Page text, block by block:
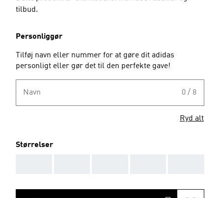
tilbud.
Personliggør
Tilføj navn eller nummer for at gøre dit adidas
personligt eller gør det til den perfekte gave!
Navn 0 / 8
Ryd alt
Størrelser